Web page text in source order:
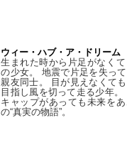
ウィー・ハブ・ア・ドリーム
生まれた時から片足がなく
の少女。 地震で片足を失っ
親友同士。 目が見えなくて
目指し風を切って走る少年。
キャップがあっても未来を
の“真実の物語”。